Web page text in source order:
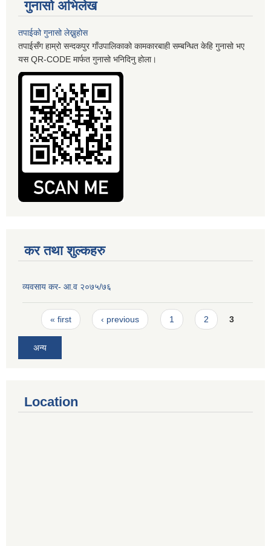
गुनासो अभिलेख
तपाईको गुनासो लेख्नुहोस
तपाईसँग हाम्रो सन्दकपुर गाँउपालिकाको कामकारबाही सम्बन्धित केहि गुनासो भए
यस QR-CODE मार्फत गुनासो भनिदिनु होला।
कर तथा शुल्कहरु
व्यवसाय कर- आ.व २०७५/७६
Pages
« first ‹ previous 1 2 3
अन्य
Location